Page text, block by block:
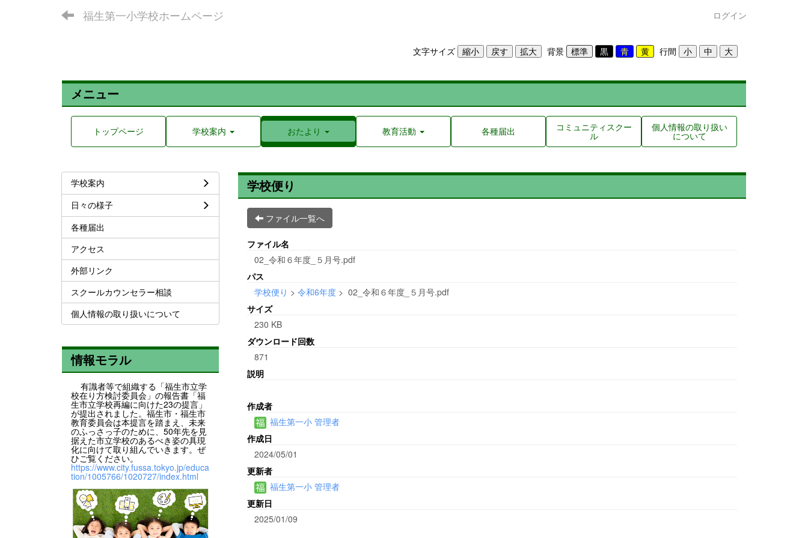
福生第一小学校ホームページ ログイン
文字サイズ 背景 行間
メニュー
トップページ 学校案内 おたより 教育活動 各種届出 コミュニティスクー
ル
個人情報の取り扱い
について
学校便り
ファイル一覧へ
ファイル名
02_令和６年度_５月号.pdf
パス
学校便り > 令和6年度> 02_令和６年度_５月号.pdf
サイズ
230 KB
ダウンロード回数
871
説明
作成者
福生第一小 管理者
作成日
2024/05/01
更新者
福生第一小 管理者
更新日
2025/01/09
学校案内
日々の様子
各種届出
アクセス
外部リンク
スクールカウンセラー相談
個人情報の取り扱いについて
情報モラル
有識者等で組織する「福生市立学
校在り方検討委員会」の報告書「福
生市立学校再編に向けた23の提言」
が提出されました。福生市・福生市
教育委員会は本提言を踏まえ、未来
のふっさっ子のために、50年先を見
据えた市立学校のあるべき姿の具現
化に向けて取り組んでいきます。ぜ
ひご覧ください。
https://www.city.fussa.tokyo.jp/educa
tion/1005766/1020727/index.html